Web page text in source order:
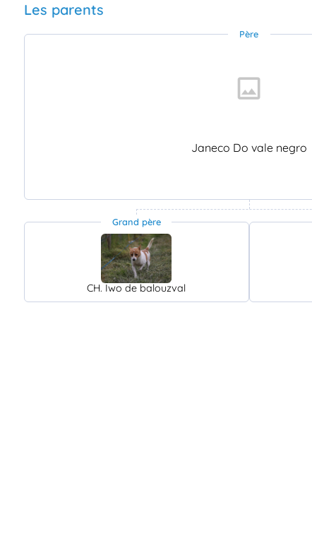
Les parents
Père
Janeco Do vale negro
Grand père
CH. Iwo de balouzval